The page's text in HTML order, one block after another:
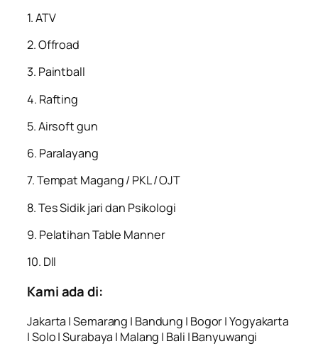
1. ATV
2. Offroad
3. Paintball
4. Rafting
5. Airsoft gun
6. Paralayang
7. Tempat Magang / PKL / OJT
8. Tes Sidik jari dan Psikologi
9. Pelatihan Table Manner
10. Dll
Kami ada di:
Jakarta | Semarang | Bandung | Bogor | Yogyakarta
| Solo | Surabaya | Malang | Bali | Banyuwangi